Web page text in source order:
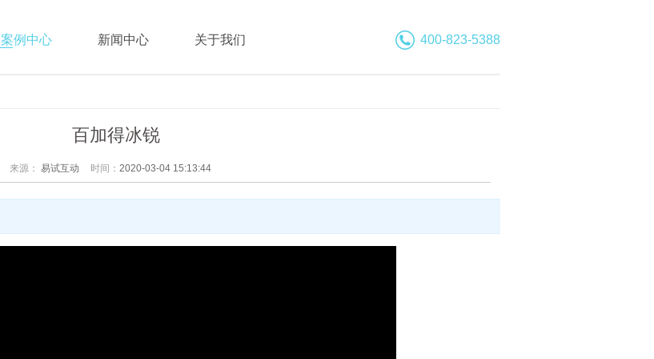
案例中心 新闻中心 关于我们 400-823-5388
百加得冰锐
来源： 易试互动 时间： 2020-03-04 15:13:44